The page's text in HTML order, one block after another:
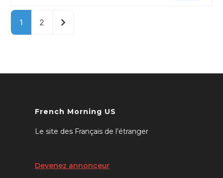
1 2 Older posts
French Morning US
Le site des Français de l’étranger
Devenez annonceur